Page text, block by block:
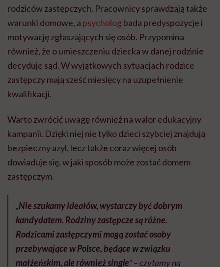
rodziców zastępczych. Pracownicy sprawdzają także
warunki domowe, a psychologbada predyspozycje i
motywację zgłaszających się osób. Przypomina
również, że o umieszczeniu dziecka w danej rodzinie
decyduje sąd. W wyjątkowych sytuacjach rodzice
zastępczy mają sześć miesięcy na uzupełnienie
kwalifikacji.
Warto zwrócić uwagę również na walor edukacyjny
kampanii. Dzięki niej nie tylko dzieci szybciej znajdują
bezpieczny azyl, lecz także coraz więcej osób
dowiaduje się, w jaki sposób może zostać domem
zastępczym.
„Nie szukamy ideałów, wystarczy być dobrym
kandydatem. Rodziny zastępcze są różne.
Rodzicami zastępczymi mogą zostać osoby
przebywające w Polsce, będące w związku
małżeńskim, ale również single” – czytamy na